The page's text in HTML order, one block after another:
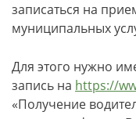
записаться на
муниципальных
Для этого нужно
запись на https://
«Получение